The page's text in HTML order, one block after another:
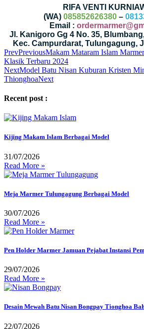
RIFA VENTI
(WA) 085852626380–
Email :
Jl. Kanigoro Gg 4 No. 35,
Kec. Campurdarat, Tulungagung,
PrevPreviousMakam Mataram Islam
Klasik Terbaru 2024
NextModel Batu Nisan Kuburan Kristen
ThionghoaNext
Recent post :
Kijing Makam Islam Berbagai Model
31/07/2026
Read More »
Meja Marmer Tulungagung Berbagai Model
30/07/2026
Read More »
Pen Holder Marmer Jamuan Pejabat Instansi
29/07/2026
Read More »
Desain Mewah Batu Nisan Bongpay Tionghoa
22/07/2026